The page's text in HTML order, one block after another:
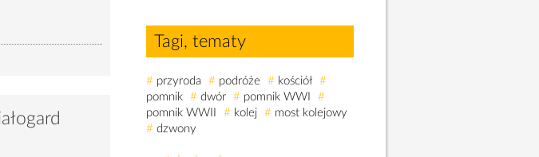
Tagi, tematy
# przyroda # podróże # kościół #
pomnik # dwór # pomnik WWI
#
pomnik WWII
# kolej # most kolejowy
# dzwony